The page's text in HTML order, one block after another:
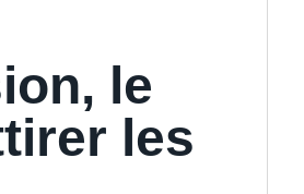
le
les